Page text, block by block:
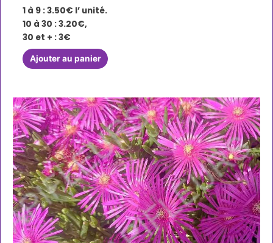
1 à 9 : 3.50€ l’ unité.
10 à 30 : 3.20€,
30 et + : 3€
Ajouter au panier